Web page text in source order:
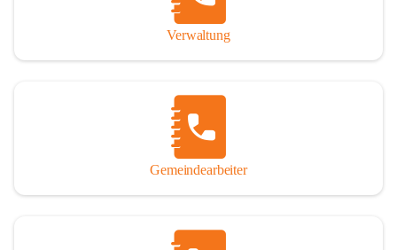
Verwaltung
Gemeindearbeiter